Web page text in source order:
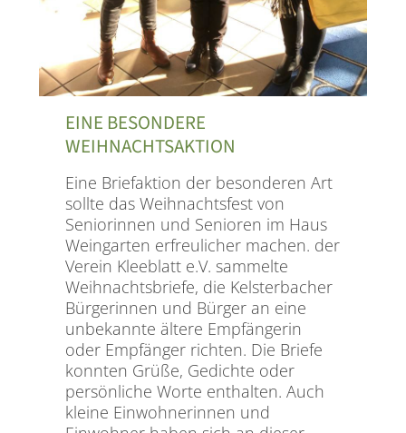
EINE BESONDERE
WEIHNACHTSAKTION
Eine Briefaktion der besonderen Art
sollte das Weihnachtsfest von
Seniorinnen und Senioren im Haus
Weingarten erfreulicher machen. der
Verein Kleeblatt e.V. sammelte
Weihnachtsbriefe, die Kelsterbacher
Bürgerinnen und Bürger an eine
unbekannte ältere Empfängerin
oder Empfänger richten. Die Briefe
konnten Grüße, Gedichte oder
persönliche Worte enthalten. Auch
kleine Einwohnerinnen und